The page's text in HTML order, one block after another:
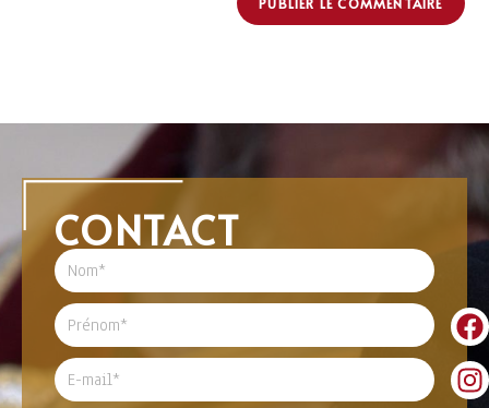
CONTACT